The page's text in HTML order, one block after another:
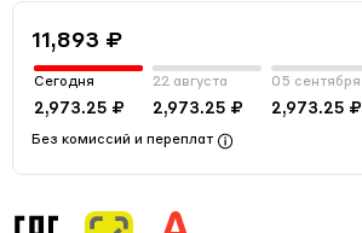
11,893 ₽
Сегодня
2,973.25 ₽
22 августа
2,973.25 ₽
05 сентября
2,973.25 ₽
Без комиссий и переплат